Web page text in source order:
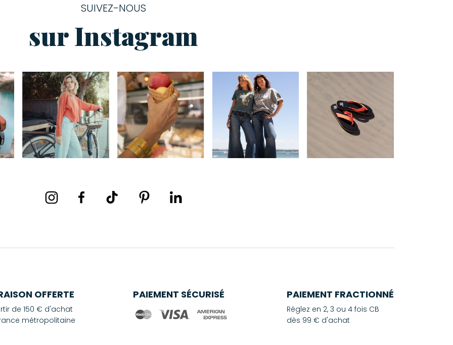
SUIVEZ-NOUS
sur Instagram
OFFERTE
de 150 € d'achat
métropolitaine
PAIEMENT SÉCURISÉ PAIEMENT FRACTIONNÉ
Réglez en 2, 3 ou 4 fois CB
dès 99 € d'achat